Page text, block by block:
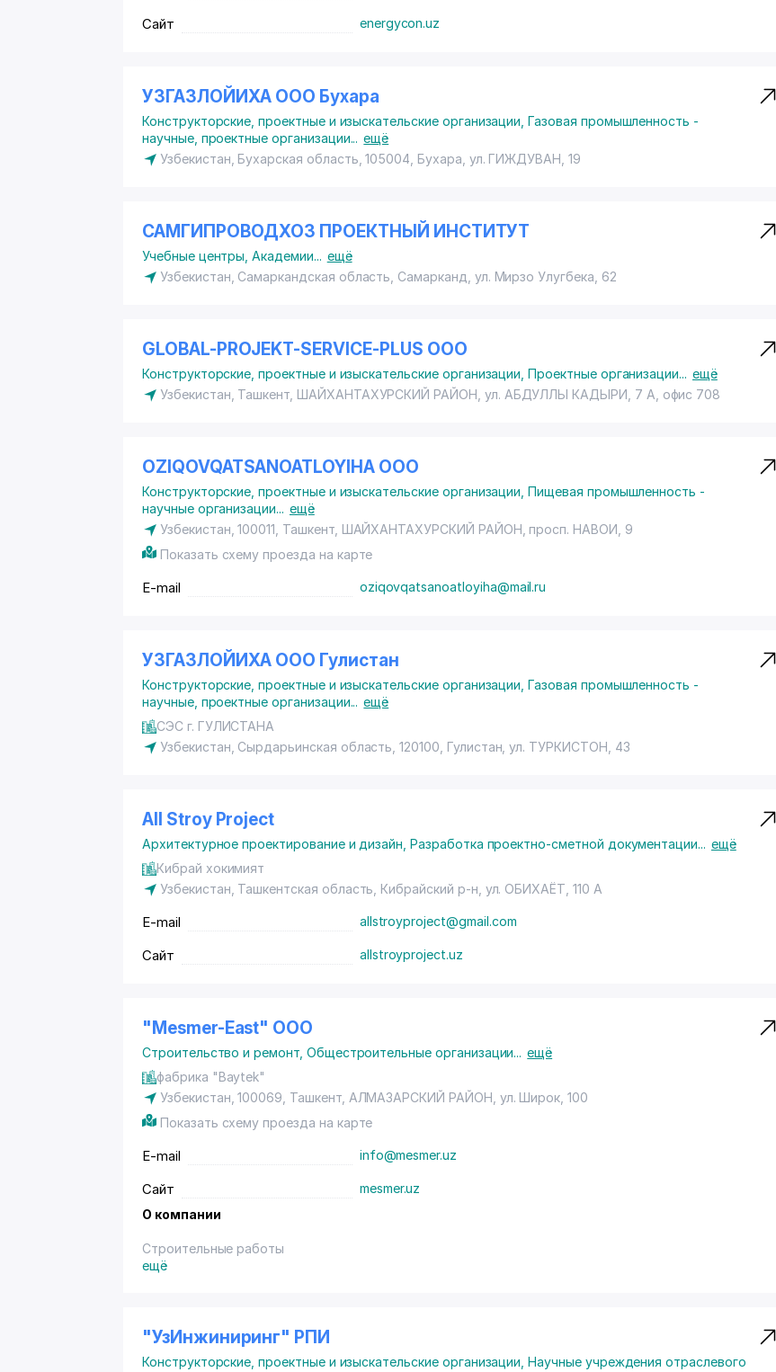
Сайт energycon.uz
УЗГАЗЛОЙИХА ООО Бухара
Конструкторские, проектные и изыскательские организации ,Газовая промышленность -
научные, проектные организации... ещё
Узбекистан, Бухарская область, 105004, Бухара, ул. ГИЖДУВАН , 19
САМГИПРОВОДХОЗ ПРОЕКТНЫЙ ИНСТИТУТ
Учебные центры ,Академии... ещё
Узбекистан, Самаркандская область, Самарканд, ул. Мирзо Улугбека , 62
GLOBAL-PROJEKT-SERVIСE-PLUS ООО
Конструкторские, проектные и изыскательские организации ,Проектные организации... ещё
Узбекистан, Ташкент, ШАЙХАНТАХУРСКИЙ РАЙОН , ул. АБДУЛЛЫ КАДЫРИ, 7 А, офис 708
OZIQOVQATSANOATLOYIHA ООО
Конструкторские, проектные и изыскательские организации ,Пищевая промышленность -
научные организации... ещё
Узбекистан, 100011, Ташкент, ШАЙХАНТАХУРСКИЙ РАЙОН просп. НАВОИ , 9
Показать схему проезда на карте
E-mail oziqovqatsanoatloyiha@mail.ru
УЗГАЗЛОЙИХА ООО Гулистан
Конструкторские, проектные и изыскательские организации ,Газовая промышленность -
научные, проектные организации... ещё
СЭС г. ГУЛИСТАНА
Узбекистан, Сырдарьинская область, 120100, Гулистан,ул. ТУРКИСТОН , 43
All Stroy Project
Архитектурное проектирование и дизайн ,Разработка проектно-сметной документации... ещё
Кибрай хокимият
Узбекистан, Ташкентская область, Кибрайский р-н ул. ОБИХАЁТ , 110 А
E-mail allstroyproject@gmail.com
Сайт allstroyproject.uz
"Mesmer-East" ООО
Строительство и ремонт, Общестроительные организации... ещё
фабрика "Baytek"
Узбекистан, 100069, Ташкент, АЛМАЗАРСКИЙ РАЙОН ул. Широк , 100
Показать схему проезда на карте
E-mail info@mesmer.uz
Сайт
mesmer.uz
О компании
Строительные работы
ещё
"УзИнжиниринг" РПИ
Конструкторские, проектные и изыскательские организации ,Научные учреждения отраслевого